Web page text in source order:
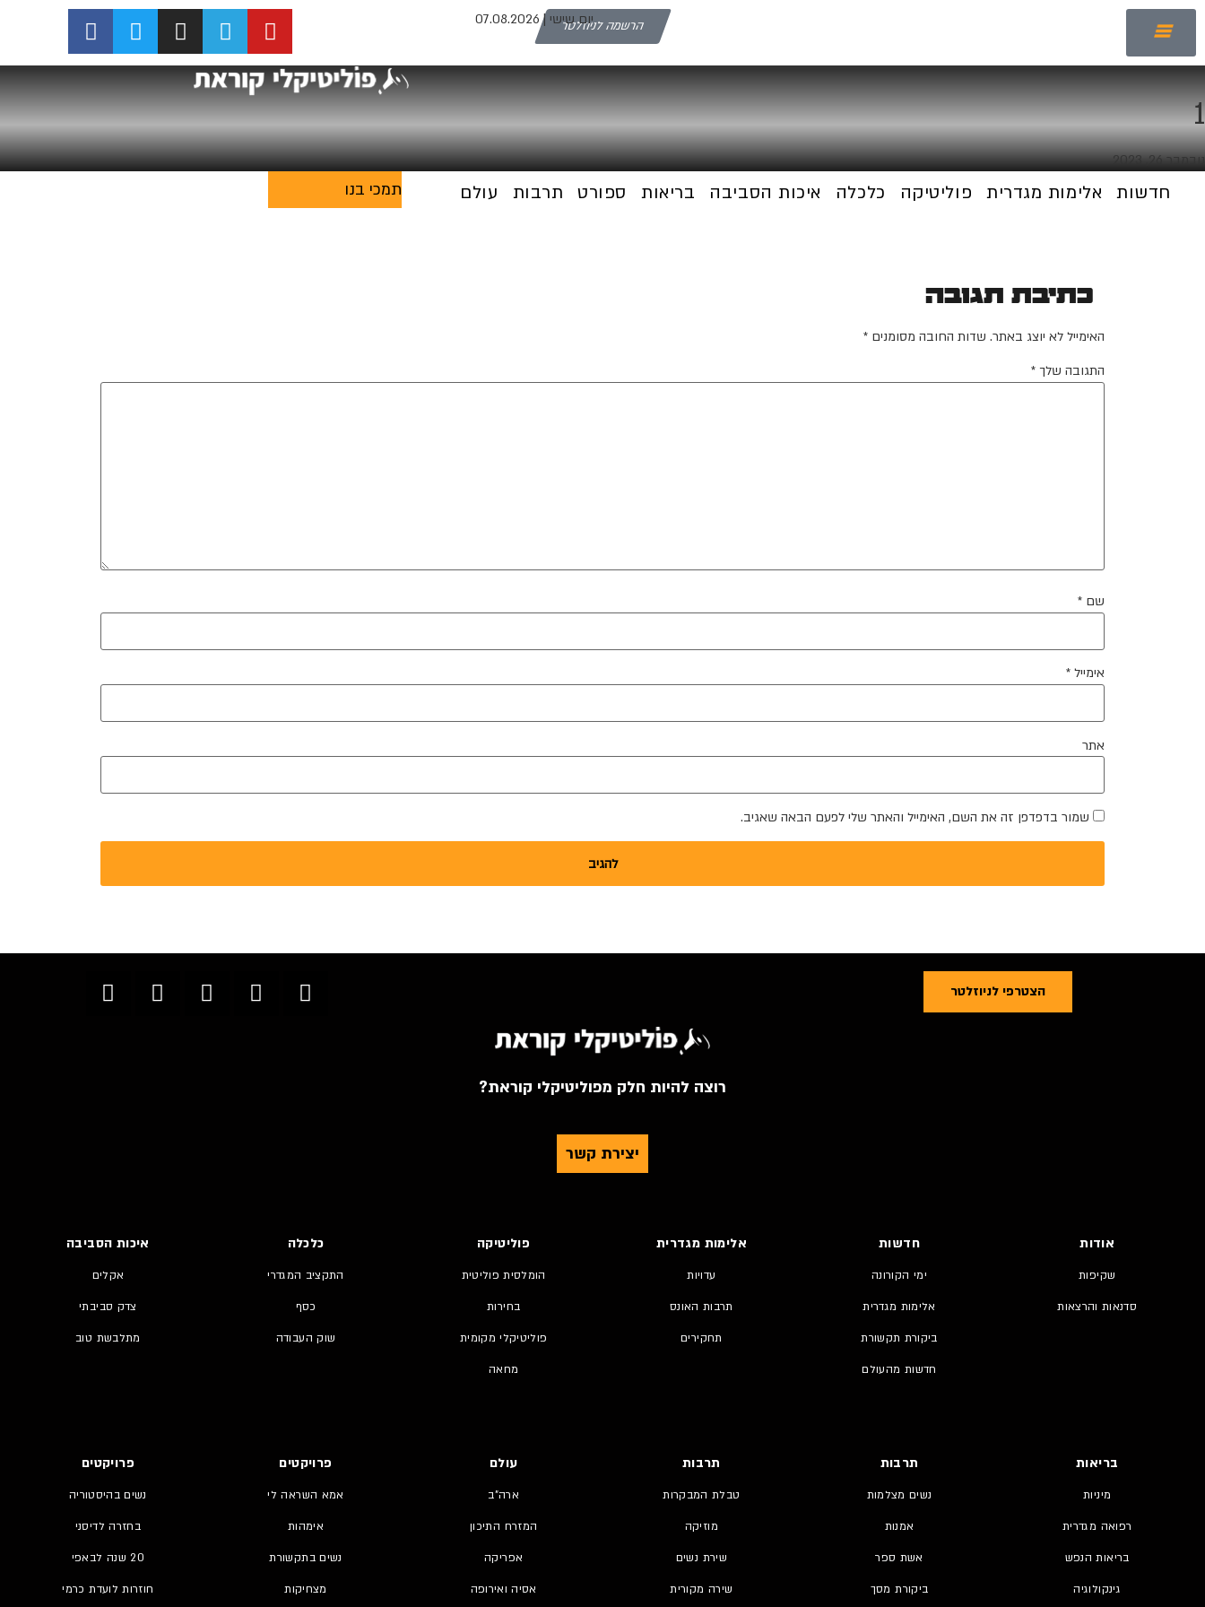
הרשמה לניוזלטר
יום שישי | 07.08.2026
1
נובמבר 26, 2023
חדשות אלימות מגדרית פוליטיקה כלכלה איכות הסביבה בריאות ספורט תרבות עולם תמכי בנו
כתיבת תגובה
האימייל לא יוצג באתר. שדות החובה מסומנים *
התגובה שלך *
שם *
אימייל *
אתר
שמור בדפדפן זה את השם, האימייל והאתר שלי לפעם הבאה שאגיב.
הצטרפי לניוזלטר
רוצה להיות חלק מפוליטיקלי קוראת?
יצירת קשר
אודות
שקיפות
סדנאות והרצאות
חדשות
ימי הקורונה
אלימות מגדרית
ביקורת תקשורת
חדשות מהעולם
אלימות מגדרית
עדויות
תרבות האונס
תחקירים
פוליטיקה
הומלסית פוליטית
בחירות
פוליטיקלי מקומית
מחאה
כלכלה
התקציב המגדרי
כסף
שוק העבודה
איכות הסביבה
אקלים
צדק סביבתי
מתלבשת טוב
בריאות
מיניות
רפואה מגדרית
בריאות הנפש
גינקולוגיה
תרבות
נשים מצלמות
אמנות
אשת ספר
ביקורת מסך
תרבות
טבלת המבקרות
מוזיקה
שירת נשים
שירה מקורית
עולם
ארה"ב
המזרח התיכון
אפריקה
אסיה ואירופה
פרויקטים
אמא השראה לי
אימהות
נשים בתקשורת
מצחיקות
פרויקטים
נשים בהיסטוריה
בחזרה לדיסני
20 שנה לבאפי
חוזרות לועדת כרמי